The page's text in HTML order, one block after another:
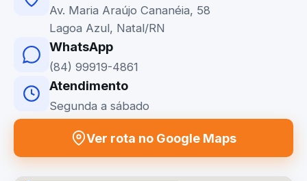
Av. Maria Araújo Cananéia, 58
Lagoa Azul, Natal/RN
WhatsApp
(84) 99919-4861
Atendimento
Segunda a sábado
Ver rota no Google Maps